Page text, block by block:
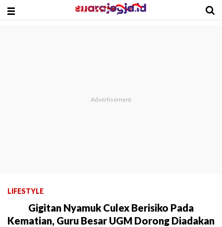
LIFESTYLE
Gigitan Nyamuk Culex Berisiko Pada
Kematian, Guru Besar UGM Dorong Diadakan